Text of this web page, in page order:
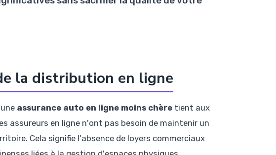
la distribution en ligne
assurance auto en ligne moins chère tient aux
assureurs en ligne n'ont pas besoin de maintenir un
Cela signifie l'absence de loyers commerciaux